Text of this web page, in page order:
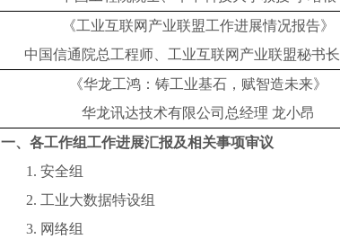
《工业互联网产业联盟工作进展情况报告》
中国信通院总工程师、工业互联网产业联盟秘书长
《华龙工鸿：铸工业基石，赋智造未来》
华龙讯达技术有限公司总经理 龙小昂
一、各工作组工作进展汇报及相关事项审议
1.安全组
2. 工业大数据特设组
3. 网络组